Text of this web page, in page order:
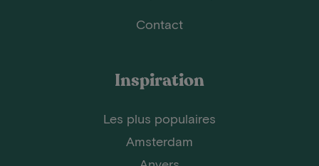
Contact
Inspiration
Les plus populaires
Amsterdam